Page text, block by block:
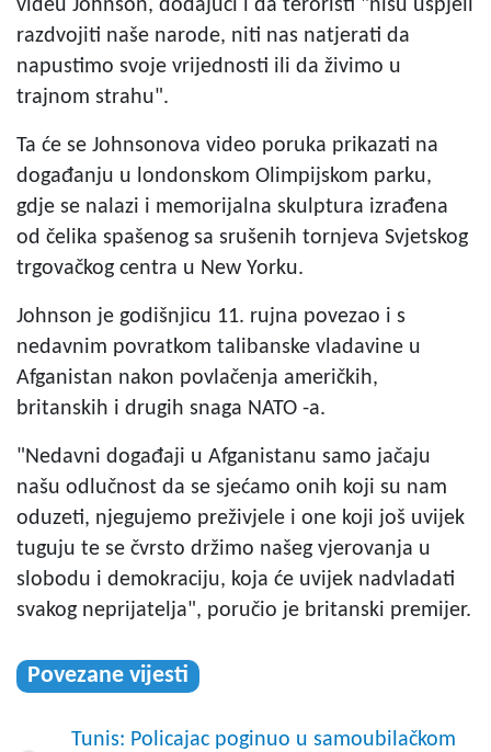
videu Johnson, dodajući i da teroristi "nisu uspjeli
razdvojiti naše narode, niti nas natjerati da
napustimo svoje vrijednosti ili da živimo u
trajnom strahu".
Ta će se Johnsonova video poruka prikazati na
događanju u londonskom Olimpijskom parku,
gdje se nalazi i memorijalna skulptura izrađena
od čelika spašenog sa srušenih tornjeva Svjetskog
trgovačkog centra u New Yorku.
Johnson je godišnjicu 11. rujna povezao i s
nedavnim povratkom talibanske vladavine u
Afganistan nakon povlačenja američkih,
britanskih i drugih snaga NATO -a.
"Nedavni događaji u Afganistanu samo jačaju
našu odlučnost da se sjećamo onih koji su nam
oduzeti, njegujemo preživjele i one koji još uvijek
tuguju te se čvrsto držimo našeg vjerovanja u
slobodu i demokraciju, koja će uvijek nadvladati
svakog neprijatelja", poručio je britanski premijer.
Povezane vijesti
Tunis: Policajac poginuo u samoubilačkom